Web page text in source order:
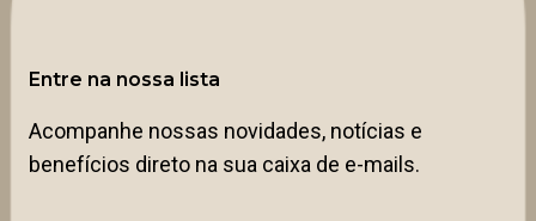
Entre na nossa lista
Acompanhe nossas novidades, notícias e
benefícios direto na sua caixa de e-mails.